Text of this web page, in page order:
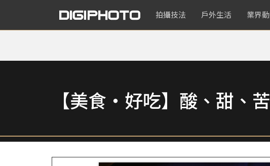
拍攝技法 戶外生活 業界
【美食‧好吃】酸、甜、